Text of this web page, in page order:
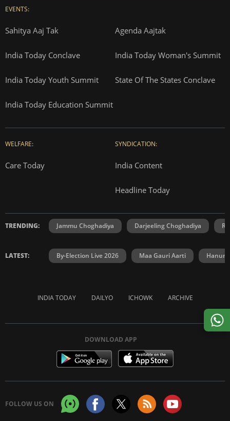
EVENTS:
Sahitya Aaj Tak Agenda Aajtak
India Today Conclave India Today Woman's Summit
India Today Youth Summit State Of The States Conclave
India Today Education Summit
WELFARE:
Care Today
SYNDICATION:
India Content
Headline Today
TRENDING: Jammu Choghadiya Darjeeling Choghadiya
LATEST: By-Election Live 2026 Maa Gauri Aarti
INDIA TODAY DAILYO ICHOWK ARCHIVE
DOWNLOAD APP
FOLLOW US ON